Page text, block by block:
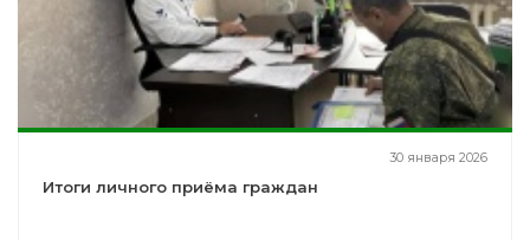
30 января 2026
Итоги личного приёма граждан